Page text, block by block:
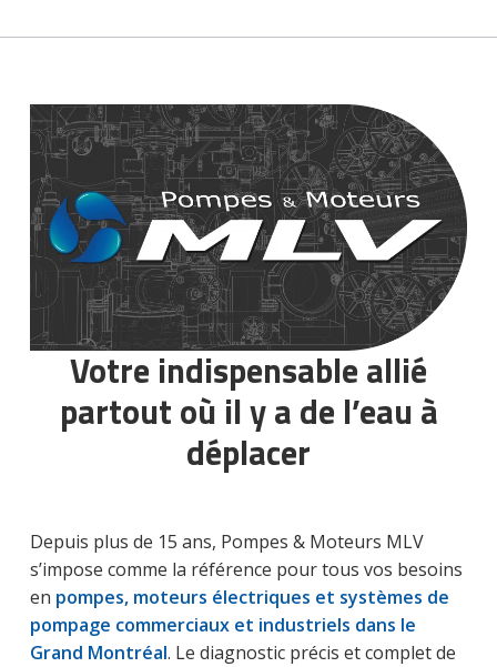
Votre indispensable allié
partout où il y a de l’eau à
déplacer
Depuis plus de 15 ans, Pompes & Moteurs MLV
s’impose comme la référence pour tous vos besoins
en pompes, moteurs électriques et systèmes de
pompage commerciaux et industriels dans le
Grand Montréal. Le diagnostic précis et complet de